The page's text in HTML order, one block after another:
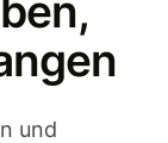
und